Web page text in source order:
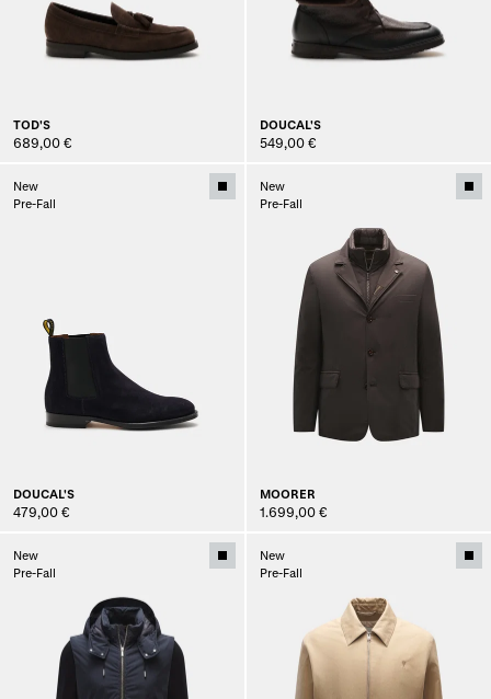
TOD'S
689,00 €
DOUCAL'S
549,00 €
New
Pre-Fall
DOUCAL'S
479,00 €
New
Pre-Fall
MOORER
1.699,00 €
New
Pre-Fall
New
Pre-Fall